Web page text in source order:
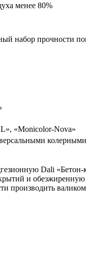
менее 80%
набор прочности
«Monicolor-Nova»
Dali «Бетон-
и
производить валиком